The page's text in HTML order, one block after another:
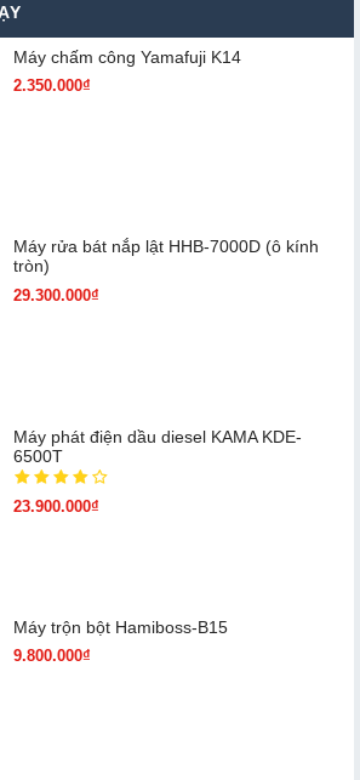
Máy chấm cô​ng Yamafuji K14
2.350.000₫
Máy rửa bát nắp lật HHB-7000D (ô kính
tròn)
29.300.000₫
Máy phát điện dầu diesel KAMA KDE-
6500T
23.900.000₫
Máy trộn bột Hamiboss-B15
9.800.000₫